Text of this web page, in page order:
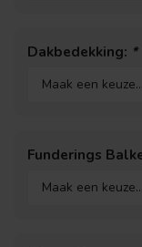
Dakbedekking: *
Funderings